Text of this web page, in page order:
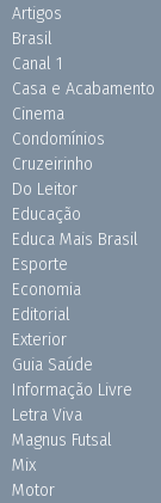
Artigos
Brasil
Canal 1
Casa e Acabamento
Cinema
Condomínios
Cruzeirinho
Do Leitor
Educação
Educa Mais Brasil
Esporte
Economia
Editorial
Exterior
Guia Saúde
Informação Livre
Letra Viva
Magnus Futsal
Mix
Motor